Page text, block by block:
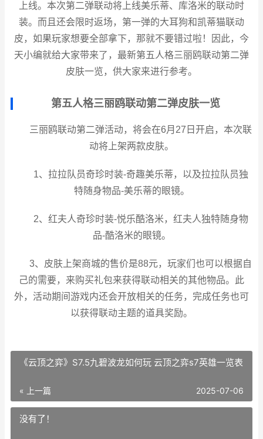
上线。本次第二弹联动将上线美乐蒂、库洛米的联动时
装。而且还会限时返场，第一弹的大耳狗和凯蒂猫联动
皮，如果玩家想要全部拿下，那就不要错过啦！因此，今
天小编就给大家带来了，最新第五人格三丽鸥联动第二弹
皮肤一览，供大家来进行参考。
第五人格三丽鸥联动第二弹皮肤一览
三丽鸥联动第二弹活动，将会在6月27日开启，本次联
动将上架两款皮肤。
1、拉拉队员奇珍时装-奇趣美乐蒂，以及拉拉队员独
特随身物品-美乐蒂的眼镜。
2、红夫人奇珍时装-悦乐酷洛米，红夫人独特随身物
品-酷洛米的眼镜。
3、皮肤上架商城的售价是88元，玩家们也可以根据自
己的需要，来购买礼包来获得联动相关的其他物品。此
外，活动期间游戏内还会开放相关的任务，完成任务也可
以获得联动主题的道具奖励。
《云顶之弈》S7.5九碧波龙如何玩 云顶之弈s7英雄一览表
« 上一篇 2025-07-06
没有了！